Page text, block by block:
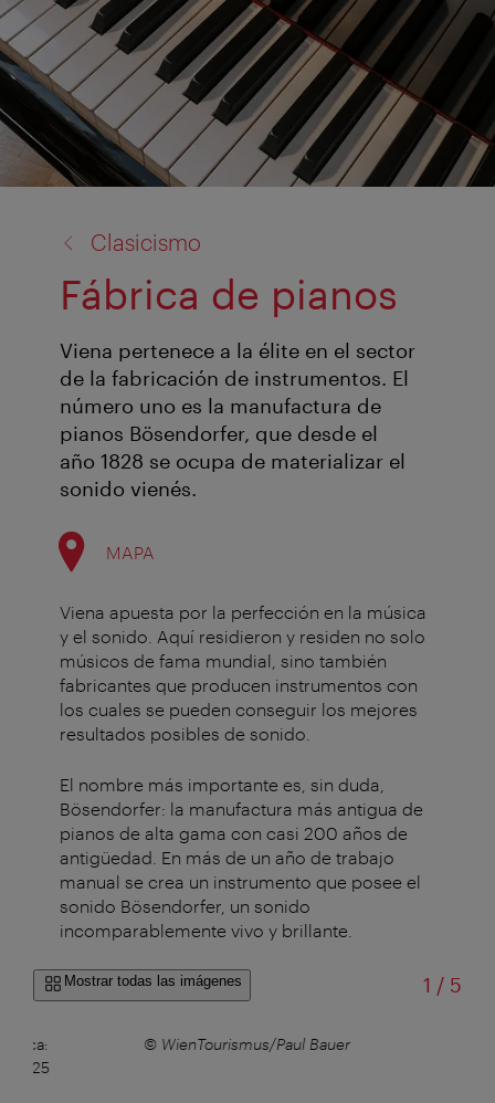
Clasicismo
Fábrica de pianos
Viena pertenece a la élite en el sector
de la fabricación de instrumentos. El
número uno es la manufactura de
pianos Bösendorfer, que desde el
año 1828 se ocupa de materializar el
sonido vienés.
MAPA
Viena apuesta por la perfección en la música
y el sonido. Aquí residieron y residen no solo
músicos de fama mundial, sino también
fabricantes que producen instrumentos con
los cuales se pueden conseguir los mejores
resultados posibles de sonido.
El nombre más importante es, sin duda,
Bösendorfer: la manufactura más antigua de
pianos de alta gama con casi 200 años de
antigüedad. En más de un año de trabajo
manual se crea un instrumento que posee el
sonido Bösendorfer, un sonido
incomparablemente vivo y brillante.
Mostrar todas las imágenes 1 /de
5
25
© WienTourismus/Paul Bauer